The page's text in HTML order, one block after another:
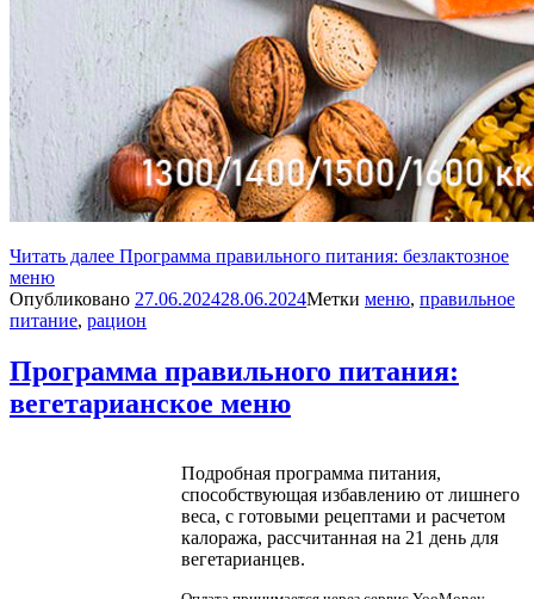
Читать далее Программа правильного питания: безлактозное
меню
Опубликовано 27.06.202428.06.2024Метки меню, правильное
питание, рацион
Программа правильного питания:
вегетарианское меню
Подробная программа питания,
способствующая избавлению от лишнего
веса, с готовыми рецептами и расчетом
калоража, рассчитанная на 21 день для
вегетарианцев.